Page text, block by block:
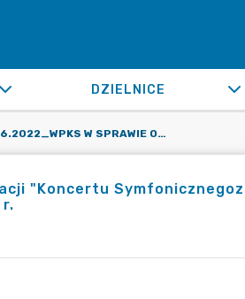
DZIELNICE
OR.0050.1526.2022_WPKS W SPRAWIE ORGANIZACJI "KONCERTU SYMFONICZNEGOZ OKAZJI 750 ROCZNICY ZAŁOŻENIA MIASTA ŻORY" DN. 13 LISTOPADA 2022 R.
"Koncertu